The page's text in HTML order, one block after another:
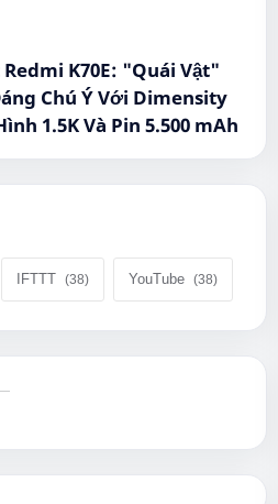
K70E: "Quái Vật"
Chú Ý Với Dimensity
1.5K Và Pin 5.500 mAh
IFTTT YouTube